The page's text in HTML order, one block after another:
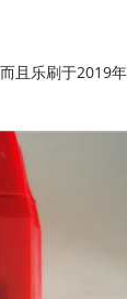
且乐刷于2019